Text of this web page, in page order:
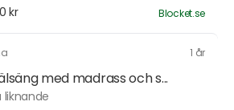
kr
Blocket.se
1 år
med madrass och s...
liknande